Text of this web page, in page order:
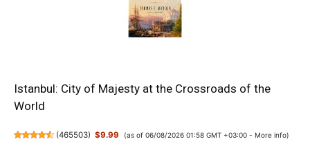
Istanbul: City of Majesty at the Crossroads of the
World
(465503) $9.99 (as of 06/08/2026 01:58 GMT +03:00 - More info)